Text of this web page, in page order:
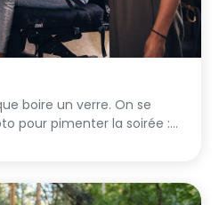
boire un verre. On se
d'avoir l'œil et de ne pas